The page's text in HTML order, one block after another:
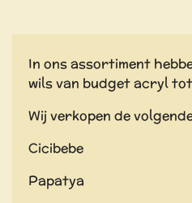
In ons assortiment
wils van budget acryl tot
Wij verkopen de
Cicibebe
Papatya